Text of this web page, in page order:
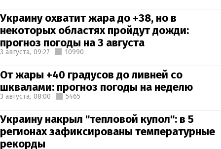
Украину охватит жара до +38, но в
некоторых областях пройдут дожди:
прогноз погоды на 3 августа
3 августа, 09:27 10990
От жары +40 градусов до ливней со
шквалами: прогноз погоды на неделю
3 августа, 08:00 5465
Украину накрыл "тепловой купол": в 5
регионах зафиксированы температурные
рекорды